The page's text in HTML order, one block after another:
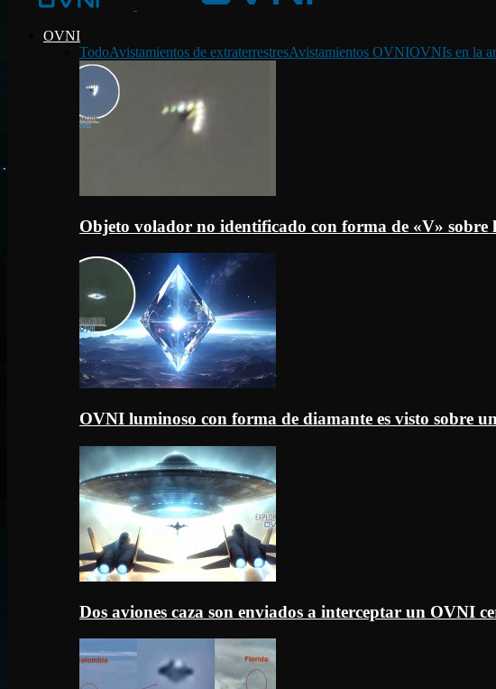
OVNI
TodoAvistamientos de extraterrestresAvistamientos OVNIOVNIs en la
Objeto volador no identificado con forma de «V» sobre
OVNI luminoso con forma de diamante es visto sobre
Dos aviones caza son enviados a interceptar un OVNI